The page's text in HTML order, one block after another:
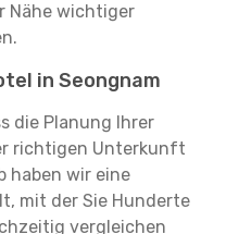
Nähe wichtiger
in Seongnam
die Planung Ihrer
richtigen Unterkunft
haben wir eine
mit der Sie Hunderte
vergleichen